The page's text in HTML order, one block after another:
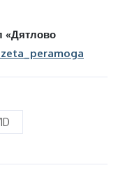
«Дятлово